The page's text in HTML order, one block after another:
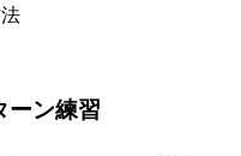
ーン練習